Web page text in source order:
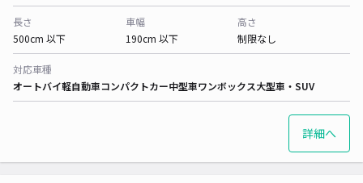
長さ
500cm 以下
車幅
190cm 以下
高さ
制限なし
対応車種
オートバイ軽自動車コンパクトカー中型車ワンボックス大型車・SUV
詳細へ